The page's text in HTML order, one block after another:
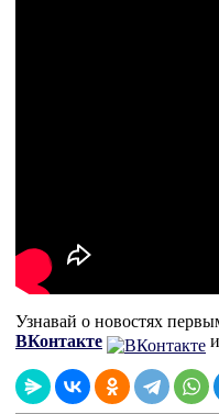
Узнавай о новостях
ВКонтакте
и